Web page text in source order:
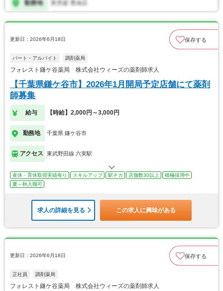
更新日：2026年6月18日 保存する
パート・アルバイト 調剤薬局
フォレスト鎌ケ谷薬局 株式会社ウィーズの薬剤師求人
【千葉県鎌ケ谷市】2026年1月開局予定店舗にて薬剤
師募集
給与 【時給】2,000円～3,000円
勤務地 千葉県 鎌ケ谷市
アクセス 東武野田線 六実駅
産休・育休取得実績有り スキルアップ 駅チカ 店舗数30以上
積極採用中
夏～秋入職可
求人の詳細を見る この求人に興味がある
更新日：2026年6月18日 保存する
正社員 調剤薬局
フォレスト鎌ケ谷薬局 株式会社ウィーズの薬剤師求人